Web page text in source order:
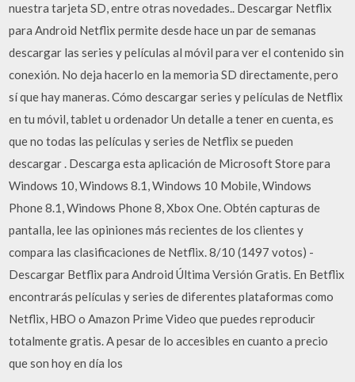
nuestra tarjeta SD, entre otras novedades.. Descargar Netflix
para Android Netflix permite desde hace un par de semanas
descargar las series y películas al móvil para ver el contenido sin
conexión. No deja hacerlo en la memoria SD directamente, pero
sí que hay maneras. Cómo descargar series y películas de Netflix
en tu móvil, tablet u ordenador Un detalle a tener en cuenta, es
que no todas las películas y series de Netflix se pueden
descargar . Descarga esta aplicación de Microsoft Store para
Windows 10, Windows 8.1, Windows 10 Mobile, Windows
Phone 8.1, Windows Phone 8, Xbox One. Obtén capturas de
pantalla, lee las opiniones más recientes de los clientes y
compara las clasificaciones de Netflix. 8/10 (1497 votos) -
Descargar Betflix para Android Última Versión Gratis. En Betflix
encontrarás películas y series de diferentes plataformas como
Netflix, HBO o Amazon Prime Video que puedes reproducir
totalmente gratis. A pesar de lo accesibles en cuanto a precio
que son hoy en día los